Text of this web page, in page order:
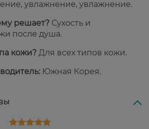
увлажнение, увлажнение.
решает? Сухость и
после душа.
кожи? Для всех типов кожи.
Южная Корея.